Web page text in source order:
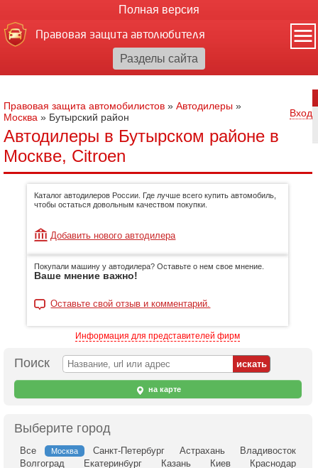
Полная версия
Правовая защита автолюбителя
Правовая защита автомобилистов » Автодилеры »
Москва » Бутырский район Вход
Автодилеры в Бутырском районе в
Москве, Citroen
Каталог автодилеров России. Где лучше всего купить автомобиль,
чтобы остаться довольным качеством покупки.
Добавить нового автодилера
Покупали машину у автодилера? Оставьте о нем свое мнение.
Ваше мнение важно!
Оставьте свой отзыв и комментарий.
Информация для представителей фирм
Поиск
на карте
Выберите город
Все Москва Санкт-Петербург Астрахань
Владивосток
Волгоград
Екатеринбург Казань Киев
Краснодар